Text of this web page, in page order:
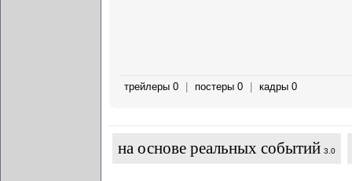
трейлеры 0 постеры 0 кадры 0
на основе реальных событий 3.0